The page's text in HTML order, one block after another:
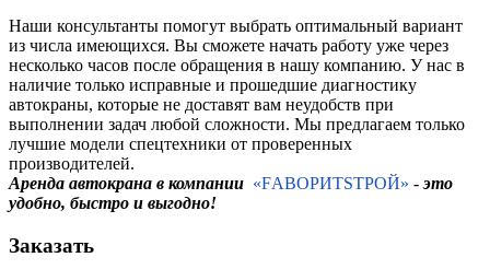
Наши консультанты помогут выбрать оптимальный вариант
из числа имеющихся. Вы сможете начать работу уже через
несколько часов после обращения в нашу компанию. У нас в
наличие только исправные и прошедшие диагностику
автокраны, которые не доставят вам неудобств при
выполнении задач любой сложности. Мы предлагаем только
лучшие модели спецтехники от проверенных
производителей.
Аренда автокрана в компании «FАВОРИТSТРОЙ» -это
удобно, быстро и выгодно!
Заказать